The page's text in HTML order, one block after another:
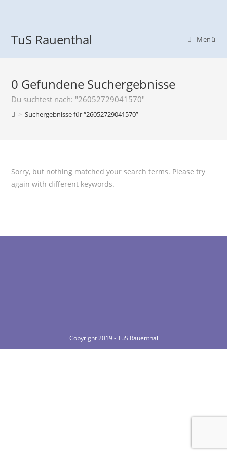
TuS Rauenthal Menü
0 Gefundene Suchergebnisse
Du suchtest nach: "26052729041570"
> Suchergebnisse für“26052729041570”
Sorry, but nothing matched your search terms. Please try
again with different keywords.
Copyright 2019 - TuS Rauenthal